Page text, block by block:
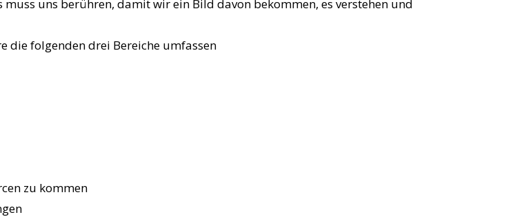
uns berühren, damit wir ein Bild davon bekommen, es verstehen und
die folgenden drei Bereiche umfassen
zu kommen